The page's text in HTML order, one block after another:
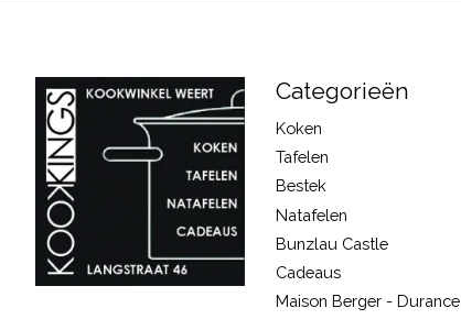
Categorieën
Koken
Tafelen
Bestek
Natafelen
Bunzlau Castle
Cadeaus
Maison Berger - Durance